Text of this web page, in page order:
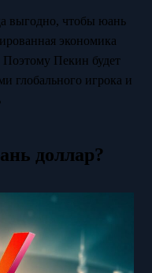
выгодно, чтобы юань
экономика
Пекин будет
глобального игрока и
доллар?